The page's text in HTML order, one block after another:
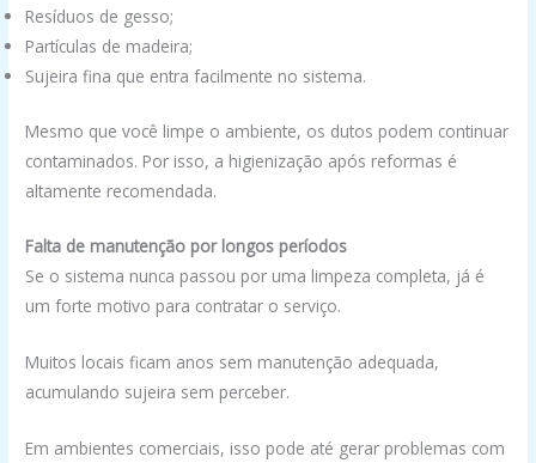
Resíduos de gesso;
Partículas de madeira;
Sujeira fina que entra facilmente no sistema.
Mesmo que você limpe o ambiente, os dutos podem continuar
contaminados. Por isso, a higienização após reformas é
altamente recomendada.
Falta de manutenção por longos períodos
Se o sistema nunca passou por uma limpeza completa, já é
um forte motivo para contratar o serviço.
Muitos locais ficam anos sem manutenção adequada,
acumulando sujeira sem perceber.
Em ambientes comerciais, isso pode até gerar problemas com